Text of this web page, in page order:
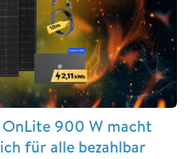
900 W macht
für alle bezahlbar